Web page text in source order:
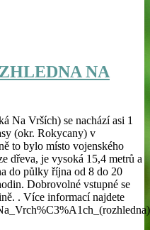
NA
Na Vrších) se nachází asi 1
(okr. Rokycany) v
to bylo místo vojenského
dřeva, je vysoká 15,4 metrů a
do půlky října od 8 do 20
Dobrovolné vstupné se
. Více informací najdete